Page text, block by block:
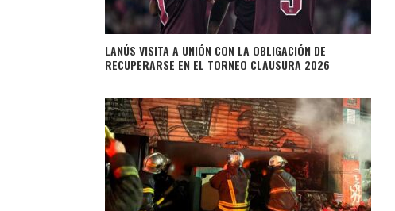
LANÚS VISITA A UNIÓN CON LA OBLIGACIÓN DE
RECUPERARSE EN EL TORNEO CLAUSURA 2026